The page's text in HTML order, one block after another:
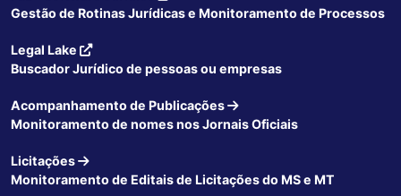
Gestão de Rotinas Jurídicas e Monitoramento de Processos
Legal Lake
Buscador Jurídico de pessoas ou empresas
Acompanhamento de Publicações
Monitoramento de nomes nos Jornais Oficiais
Licitações
Monitoramento de Editais de Licitações do MS e MT